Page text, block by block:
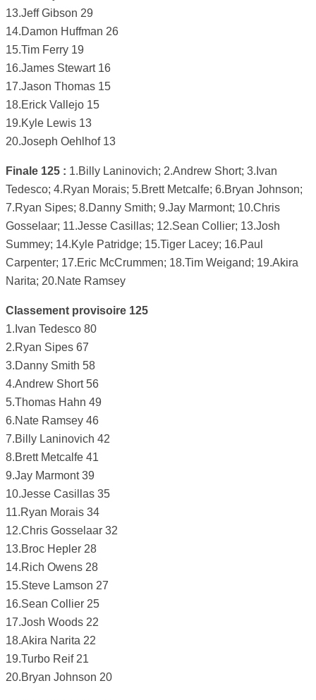
13.Jeff Gibson 29
14.Damon Huffman 26
15.Tim Ferry 19
16.James Stewart 16
17.Jason Thomas 15
18.Erick Vallejo 15
19.Kyle Lewis 13
20.Joseph Oehlhof 13
Finale 125 : 1.Billy Laninovich; 2.Andrew Short; 3.Ivan
Tedesco; 4.Ryan Morais; 5.Brett Metcalfe; 6.Bryan Johnson;
7.Ryan Sipes; 8.Danny Smith; 9.Jay Marmont; 10.Chris
Gosselaar; 11.Jesse Casillas; 12.Sean Collier; 13.Josh
Summey; 14.Kyle Patridge; 15.Tiger Lacey; 16.Paul
Carpenter; 17.Eric McCrummen; 18.Tim Weigand; 19.Akira
Narita; 20.Nate Ramsey
Classement provisoire 125
1.Ivan Tedesco 80
2.Ryan Sipes 67
3.Danny Smith 58
4.Andrew Short 56
5.Thomas Hahn 49
6.Nate Ramsey 46
7.Billy Laninovich 42
8.Brett Metcalfe 41
9.Jay Marmont 39
10.Jesse Casillas 35
11.Ryan Morais 34
12.Chris Gosselaar 32
13.Broc Hepler 28
14.Rich Owens 28
15.Steve Lamson 27
16.Sean Collier 25
17.Josh Woods 22
18.Akira Narita 22
19.Turbo Reif 21
20.Bryan Johnson 20